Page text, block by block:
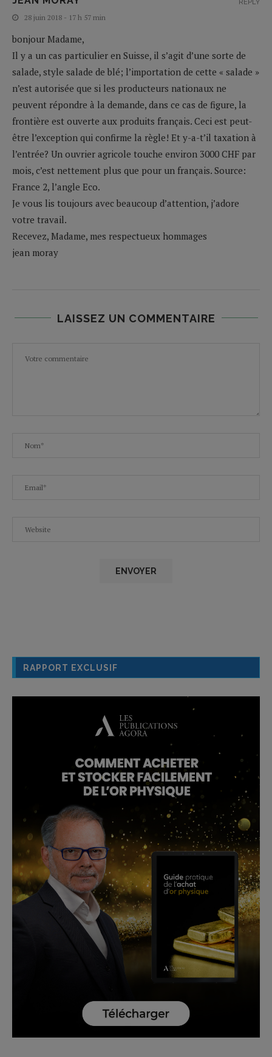
28 juin 2018 - 17 h 57 min
bonjour Madame,
Il y a un cas particulier en Suisse, il s’agit d’une sorte de
salade, style salade de blé; l’importation de cette « salade »
n’est autorisée que si les producteurs nationaux ne
peuvent répondre à la demande, dans ce cas de figure, la
frontière est ouverte aux produits français. Ceci est peut-
être l’exception qui confirme la règle! Et y-a-t’il taxation à
l’entrée? Un ouvrier agricole touche environ 3000 CHF par
mois, c’est nettement plus que pour un français. Source:
France 2, l’angle Eco.
Je vous lis toujours avec beaucoup d’attention, j’adore
votre travail.
Recevez, Madame, mes respectueux hommages
jean moray
REPLY
LAISSEZ UN COMMENTAIRE
RAPPORT EXCLUSIF